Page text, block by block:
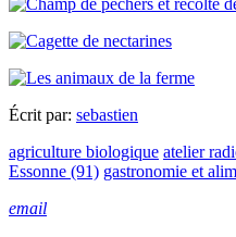
Écrit par: sebastien
agriculture biologique atelier
Essonne (91) gastronomie et
email